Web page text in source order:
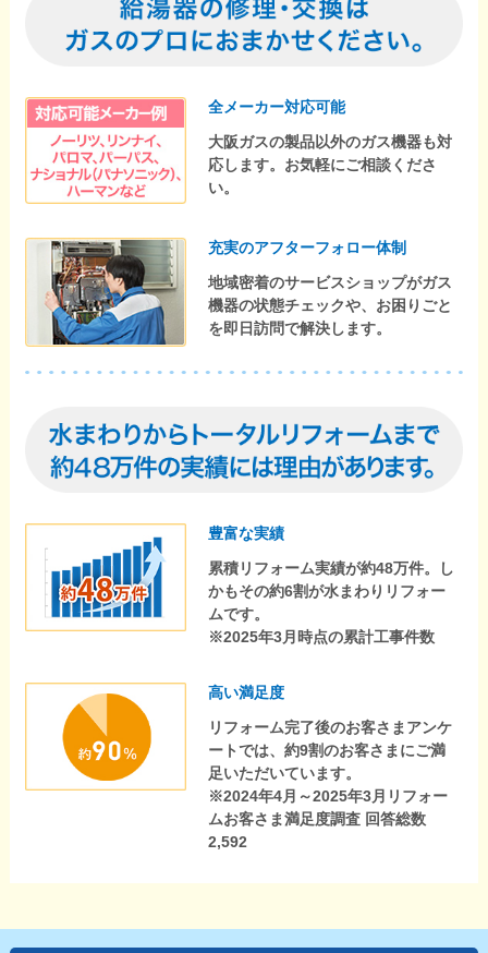
全メーカー対応可能
大阪ガスの製品以外のガス機器も対
応します。お気軽にご相談くださ
い。
充実のアフターフォロー体制
地域密着のサービスショップがガス
機器の状態チェックや、お困りごと
を即日訪問で解決します。
豊富な実績
累積リフォーム実績が約48万件。し
かもその約6割が水まわりリフォー
ムです。
※2025年3月時点の累計工事件数
高い満足度
リフォーム完了後のお客さまアンケ
ートでは、約9割のお客さまにご満
足いただいています。
※2024年4月～2025年3月リフォー
ムお客さま満足度調査 回答総数
2,592